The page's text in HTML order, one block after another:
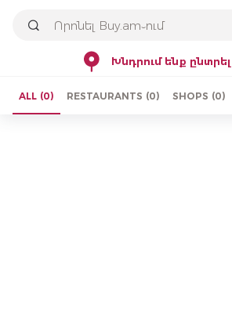
Խնդրում ենք
ALL (0) RESTAURANTS (0) SHOPS (0)